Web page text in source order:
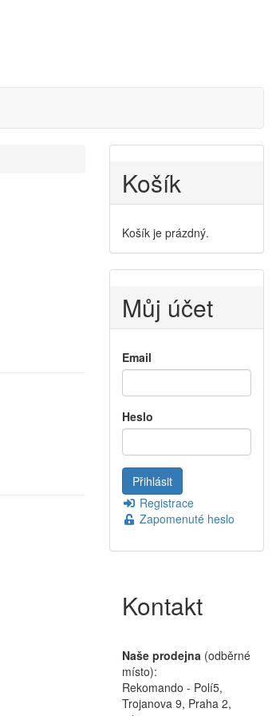
Košík
Košík je prázdný.
Můj účet
Email
Heslo
Registrace
Zapomenuté heslo
Kontakt
Naše prodejna (odběrné
místo):
Rekomando - Polí5,
Trojanova 9, Praha 2,